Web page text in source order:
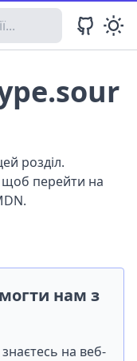
розділ.
перейти на
нам з
на веб-